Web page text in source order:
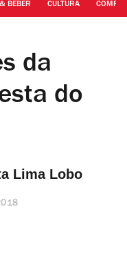
BEBER CULTURA
da
do
Lima Lobo